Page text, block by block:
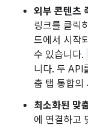
외부 콘텐츠
링크를 클릭
드에서 시작
수 있습니다.
니다. 두 API
춤 탭 통합의
최소화된 맞
에 연결하고